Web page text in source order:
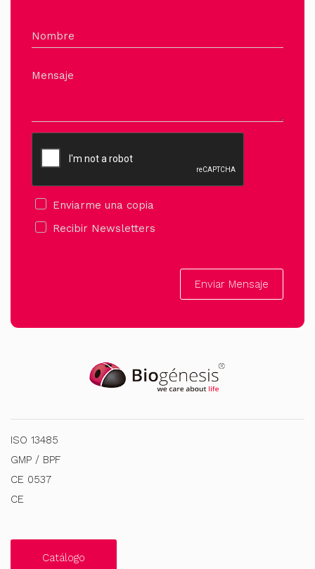
Nombre
Mensaje
Enviarme una copia
Recibir Newsletters
Enviar Mensaje
ISO 13485
GMP / BPF
CE 0537
CE
Catálogo